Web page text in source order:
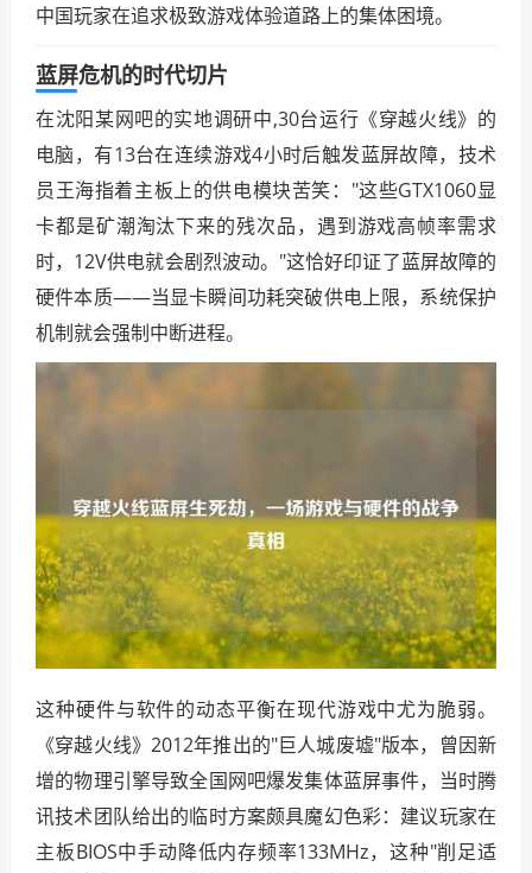
中国玩家在追求极致游戏体验道路上的集体困境。
蓝屏危机的时代切片
在沈阳某网吧的实地调研中,30台运行《穿越火线》的
电脑，有13台在连续游戏4小时后触发蓝屏故障，技术
员王海指着主板上的供电模块苦笑："这些GTX1060显
卡都是矿潮淘汰下来的残次品，遇到游戏高帧率需求
时，12V供电就会剧烈波动。"这恰好印证了蓝屏故障的
硬件本质——当显卡瞬间功耗突破供电上限，系统保护
机制就会强制中断进程。
这种硬件与软件的动态平衡在现代游戏中尤为脆弱。
《穿越火线》2012年推出的"巨人城废墟"版本，曾因新
增的物理引擎导致全国网吧爆发集体蓝屏事件，当时腾
讯技术团队给出的临时方案颇具魔幻色彩：建议玩家在
主板BIOS中手动降低内存频率133MHz，这种"削足适